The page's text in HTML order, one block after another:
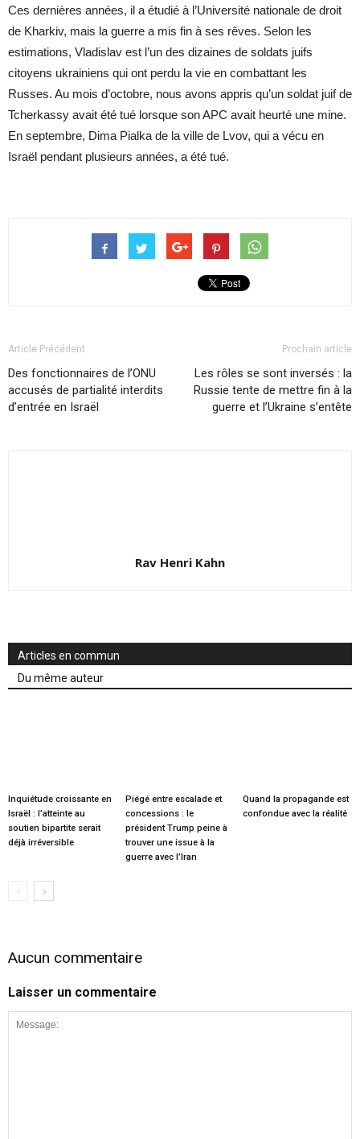
Ces dernières années, il a étudié à l’Université nationale de droit
de Kharkiv, mais la guerre a mis fin à ses rêves. Selon les
estimations, Vladislav est l’un des dizaines de soldats juifs
citoyens ukrainiens qui ont perdu la vie en combattant les
Russes. Au mois d’octobre, nous avons appris qu’un soldat juif de
Tcherkassy avait été tué lorsque son APC avait heurté une mine.
En septembre, Dima Pialka de la ville de Lvov, qui a vécu en
Israël pendant plusieurs années, a été tué.
Article Précédent
Des fonctionnaires de l’ONU
accusés de partialité interdits
d’entrée en Israël
Prochain article
Les rôles se sont inversés : la
Russie tente de mettre fin à la
guerre et l’Ukraine s’entête
Rav Henri Kahn
Articles en commun
Du même auteur
Inquiétude croissante en
Israël : l’atteinte au
soutien bipartite serait
déjà irréversible
Piégé entre escalade et
concessions : le
président Trump peine à
trouver une issue à la
guerre avec l’Iran
Quand la propagande est
confondue avec la réalité
Aucun commentaire
Laisser un commentaire